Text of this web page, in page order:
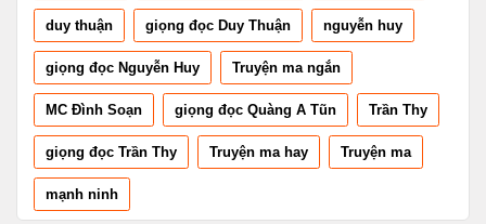
duy thuận giọng đọc Duy Thuận nguyễn huy
giọng đọc Nguyễn Huy Truyện ma ngắn
MC Đình Soạn giọng đọc Quàng A Tũn Trần Thy
giọng đọc Trần Thy Truyện ma hay Truyện ma
mạnh ninh